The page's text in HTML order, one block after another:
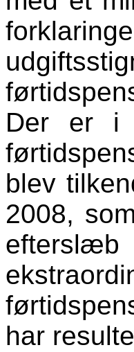
Der er i
blev
2008,
har